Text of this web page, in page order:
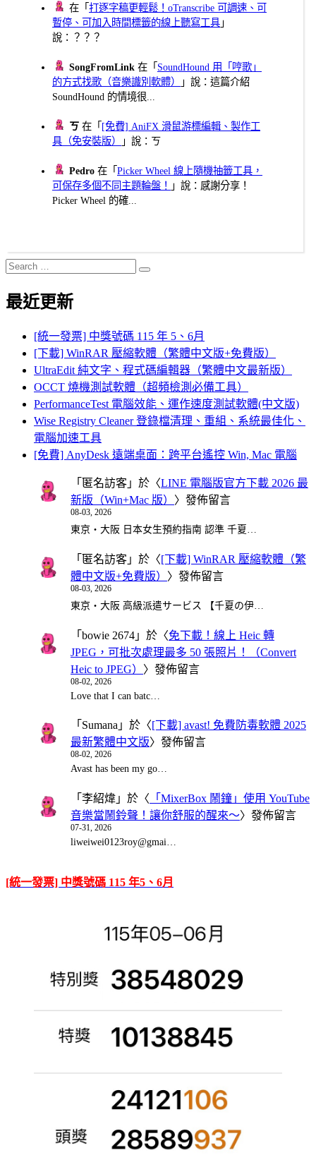
在「打逐字稿更輕鬆！oTranscribe 可調速、可
暫停、可加入時間標籤的線上聽寫工具 」
說：？？？
SongFromLink 在「 SoundHound 用「哼歌」
的方式找歌（音樂識別軟體）
」說：這篇介紹
SoundHound 的情境很...
ㄎ 在「 [免費] AniFX 滑鼠游標編輯、製作工
具（免安裝版）
」說：ㄎ
Pedro 在「Picker Wheel 線上隨機抽籤工具，
可保存多個不同主題輪盤！
」說：感謝分享！
Picker Wheel 的確...
Search
for:
Search
最近更新
[統一發票] 中獎號碼 115 年 5、6月
[下載] WinRAR 壓縮軟體（繁體中文版+免費版）
UltraEdit 純文字、程式碼編輯器（繁體中文最新版）
OCCT 燒機測試軟體（超頻檢測必備工具）
PerformanceTest 電腦效能、運作速度測試軟體(中文版)
Wise Registry Cleaner 登錄檔清理、重組、系統最佳化、
電腦加速工具
[免費] AnyDesk 遠端桌面：跨平台遙控 Win, Mac 電腦
「 匿名訪客 」於〈LINE 電腦版官方下載 2026 最
新版（Win+Mac 版） 〉發佈留言
08-03, 2026
東京・大阪 日本女生預約指南 認準 千夏…
「 匿名訪客 」於〈[下載] WinRAR 壓縮軟體（繁
體中文版+免費版） 〉發佈留言
08-03, 2026
東京・大阪 高級派遣サービス 【千夏の伊…
「 bowie 2674 」於〈免下載！線上 Heic 轉
JPEG，可批次處理最多 50 張照片！（Convert
Heic to JPEG） 〉發佈留言
08-02, 2026
Love that I can batc…
「 Sumana 」於〈[下載] avast! 免費防毒軟體 2025
最新繁體中文版〉發佈留言
08-02, 2026
Avast has been my go…
「 李紹煒 」於〈 「MixerBox 鬧鐘」使用 YouTube
音樂當鬧鈴聲！讓你舒服的醒來～〉發佈留言
07-31, 2026
liweiwei0123roy@gmai…
[統一發票] 中獎號碼 115 年5、6月